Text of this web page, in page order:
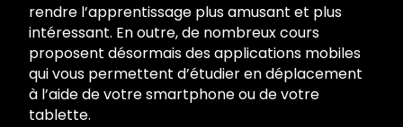
rendre l’apprentissage plus amusant et plus
intéressant. En outre, de nombreux cours
proposent désormais des applications mobiles
qui vous permettent d’étudier en déplacement
à l’aide de votre smartphone ou de votre
tablette.